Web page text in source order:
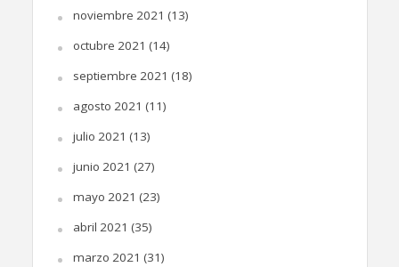
noviembre 2021 (13)
octubre 2021 (14)
septiembre 2021 (18)
agosto 2021 (11)
julio 2021 (13)
junio 2021 (27)
mayo 2021 (23)
abril 2021 (35)
marzo 2021 (31)